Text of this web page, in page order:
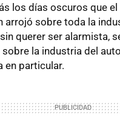
los días oscuros que
arrojó sobre toda la
querer ser alarmista,
sobre la industria del
en particular.